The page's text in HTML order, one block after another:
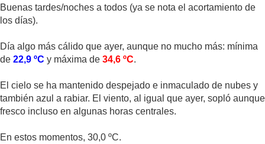
Buenas tardes/noches a todos (ya se nota el acortamiento de
los días).
Día algo más cálido que ayer, aunque no mucho más: mínima
de 22,9 ºC y máxima de 34,6 ºC.
El cielo se ha mantenido despejado e inmaculado de nubes y
también azul a rabiar. El viento, al igual que ayer, sopló aunque
fresco incluso en algunas horas centrales.
En estos momentos, 30,0 ºC.